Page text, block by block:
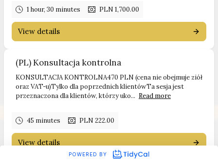
1 hour, 30 minutes PLN 1,700.00
View details
(PL) Konsultacja kontrolna
KONSULTACJA KONTROLNA470 PLN (cena nie obejmuje ziół
oraz VAT-u)Tylko dla poprzednich klientówTa sesja jest
przeznaczona dla klientów, którzy uko... Read more
45 minutes PLN 222.00
View details
POWERED BY